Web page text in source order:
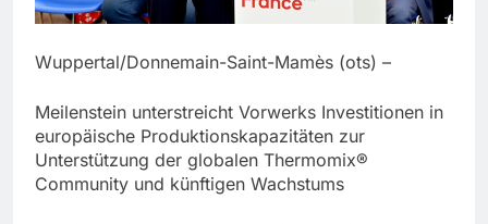
Wuppertal/Donnemain-Saint-Mamès (ots) –
Meilenstein unterstreicht Vorwerks Investitionen in
europäische Produktionskapazitäten zur
Unterstützung der globalen Thermomix®
Community und künftigen Wachstums